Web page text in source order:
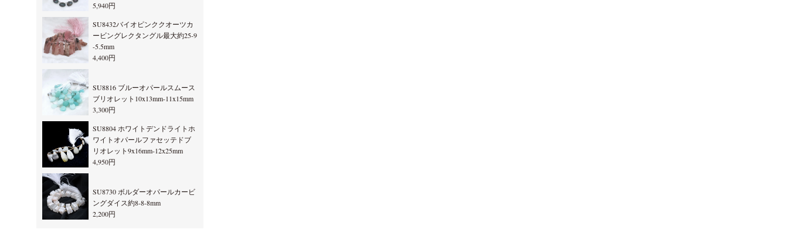
5,940円
SU8432バイオピンククオーツカ
ービングレクタングル最大約25-9
-5.5mm
4,400円
SU8816 ブルーオパールスムース
ブリオレット10x13mm-11x15mm
3,300円
SU8804 ホワイトデンドライトホ
ワイトオパールファセッテドブ
リオレット9x16mm-12x25mm
4,950円
SU8730 ボルダーオパールカービ
ングダイス約8-8-8mm
2,200円